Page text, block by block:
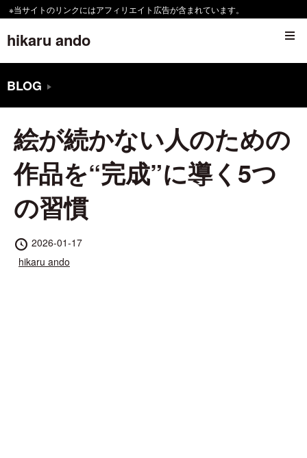
コ
ン
※当サイトのリンクにはアフィリエイト広告が含まれています。
hikaru ando
BLOG
絵が続かない人のための
作品を“完成”に導く5つ
の習慣
投
日
2026-01-17
投
hikaru ando